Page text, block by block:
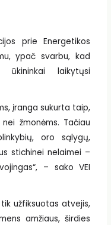
prie Energetikos
ypač svarbu, kad
ūkininkai laikytųsi
įranga sukurta taip,
žmonėms. Tačiau
oro sąlygų,
stichinei nelaimei –
– sako VEI
užfiksuotas atvejis,
amžiaus, širdies